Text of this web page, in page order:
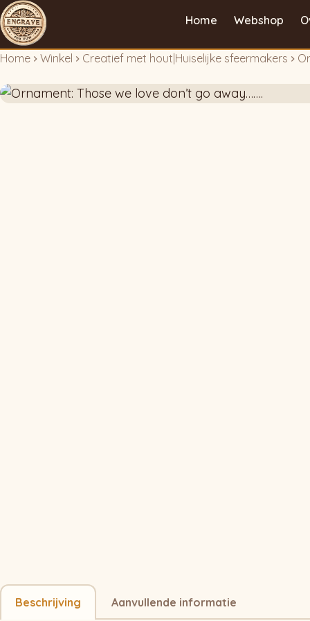
Home Webshop
Home Winkel Creatief met hout Huiselijke sfeermakers
Beschrijving Aanvullende informatie